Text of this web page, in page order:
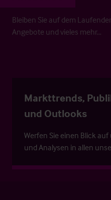
Bleiben Sie auf dem
Angebote und vieles mehr…
Markttrends,
und Outlooks
Werfen Sie einen Blick
und Analysen in allen